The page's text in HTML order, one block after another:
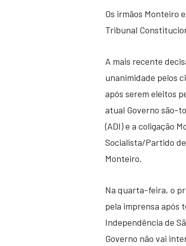
Os irmãos Monteiro
Tribunal
A mais recente
unanimidade pelos
após serem eleitos
atual Governo são-
(ADI) e a coligação
Socialista/Partido
Monteiro.
Na quarta-feira, o
pela imprensa após
Independência de
Governo não vai